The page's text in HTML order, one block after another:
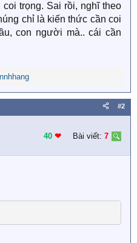
trọng. Sai rồi, nghĩ theo
chỉ là kiến thức cần coi
con người mà.. cái cần
#2
40 ❤︎ Bài viết: 7